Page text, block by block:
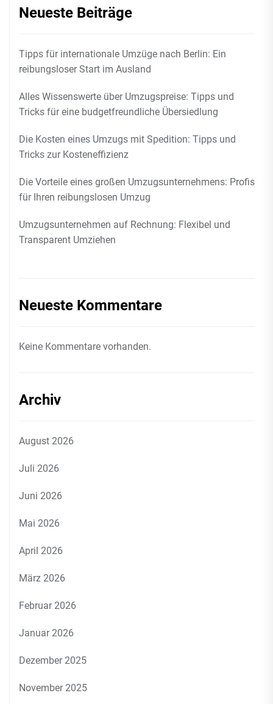
Neueste Beiträge
Tipps für internationale Umzüge nach Berlin: Ein
reibungsloser Start im Ausland
Alles Wissenswerte über Umzugspreise: Tipps und
Tricks für eine budgetfreundliche Übersiedlung
Die Kosten eines Umzugs mit Spedition: Tipps und
Tricks zur Kosteneffizienz
Die Vorteile eines großen Umzugsunternehmens: Profis
für Ihren reibungslosen Umzug
Umzugsunternehmen auf Rechnung: Flexibel und
Transparent Umziehen
Neueste Kommentare
Keine Kommentare vorhanden.
Archiv
August 2026
Juli 2026
Juni 2026
Mai 2026
April 2026
März 2026
Februar 2026
Januar 2026
Dezember 2025
November 2025